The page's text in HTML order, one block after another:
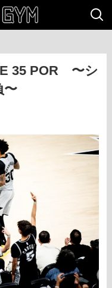
35 POR 〜シ
〜